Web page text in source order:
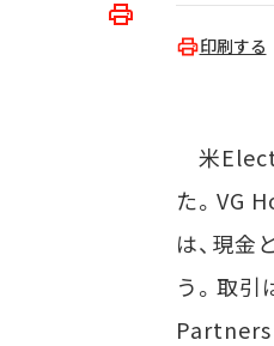
印刷する
米
た。VG
は、現
う。取
Partners